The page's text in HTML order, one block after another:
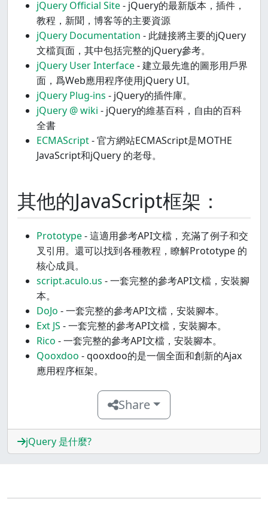
jQuery Official Site- jQuery的最新版本，插件，
教程，新聞，博客等的主要資源
jQuery Documentation - 此鏈接將主要的jQuery
文檔頁面，其中包括完整的jQuery參考。
jQuery User Interface- 建立最先進的圖形用戶界
面，爲Web應用程序使用jQuery UI。
jQuery Plug-ins - jQuery的插件庫。
jQuery @ wiki - jQuery的維基百科，自由的百科
全書
ECMAScript- 官方網站ECMAScript是MOTHE
JavaScript和jQuery 的老母。
其他的JavaScript框架：
Prototype- 這適用參考API文檔，充滿了例子和交
叉引用。還可以找到各種教程，瞭解Prototype 的
核心成員。
script.aculo.us - 一套完整的參考API文檔，安裝腳
本。
DoJo - 一套完整的參考API文檔，安裝腳本。
Ext JS - 一套完整的參考API文檔，安裝腳本。
Rico - 一套完整的參考API文檔，安裝腳本。
Qooxdoo - qooxdoo的是一個全面和創新的Ajax
應用程序框架。
Share
jQuery 是什麼?